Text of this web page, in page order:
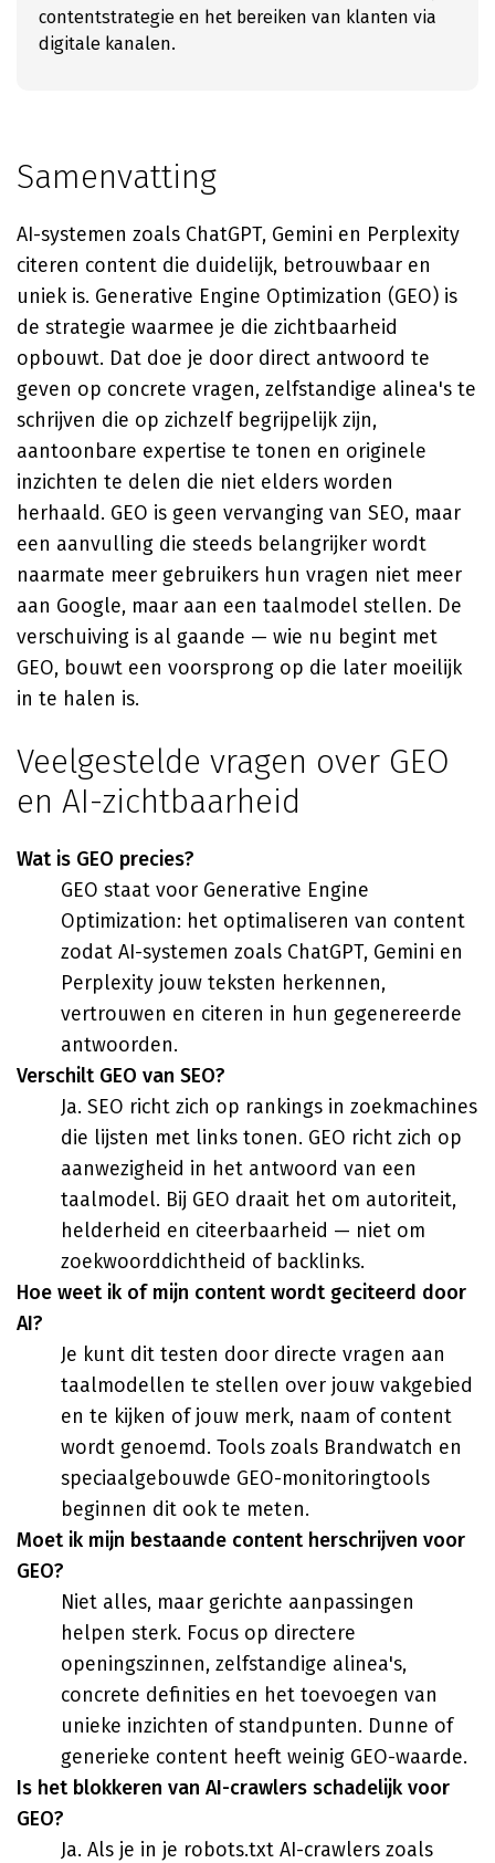
contentstrategie en het bereiken van klanten via
digitale kanalen.
Samenvatting
AI-systemen zoals ChatGPT, Gemini en Perplexity
citeren content die duidelijk, betrouwbaar en
uniek is. Generative Engine Optimization (GEO) is
de strategie waarmee je die zichtbaarheid
opbouwt. Dat doe je door direct antwoord te
geven op concrete vragen, zelfstandige alinea's te
schrijven die op zichzelf begrijpelijk zijn,
aantoonbare expertise te tonen en originele
inzichten te delen die niet elders worden
herhaald. GEO is geen vervanging van SEO, maar
een aanvulling die steeds belangrijker wordt
naarmate meer gebruikers hun vragen niet meer
aan Google, maar aan een taalmodel stellen. De
verschuiving is al gaande — wie nu begint met
GEO, bouwt een voorsprong op die later moeilijk
in te halen is.
Veelgestelde vragen over GEO
en AI-zichtbaarheid
Wat is GEO precies?
GEO staat voor Generative Engine
Optimization: het optimaliseren van content
zodat AI-systemen zoals ChatGPT, Gemini en
Perplexity jouw teksten herkennen,
vertrouwen en citeren in hun gegenereerde
antwoorden.
Verschilt GEO van SEO?
Ja. SEO richt zich op rankings in zoekmachines
die lijsten met links tonen. GEO richt zich op
aanwezigheid in het antwoord van een
taalmodel. Bij GEO draait het om autoriteit,
helderheid en citeerbaarheid — niet om
zoekwoorddichtheid of backlinks.
Hoe weet ik of mijn content wordt geciteerd door
AI?
Je kunt dit testen door directe vragen aan
taalmodellen te stellen over jouw vakgebied
en te kijken of jouw merk, naam of content
wordt genoemd. Tools zoals Brandwatch en
speciaalgebouwde GEO-monitoringtools
beginnen dit ook te meten.
Moet ik mijn bestaande content herschrijven voor
GEO?
Niet alles, maar gerichte aanpassingen
helpen sterk. Focus op directere
openingszinnen, zelfstandige alinea's,
concrete definities en het toevoegen van
unieke inzichten of standpunten. Dunne of
generieke content heeft weinig GEO-waarde.
Is het blokkeren van AI-crawlers schadelijk voor
GEO?
Ja. Als je in je robots.txt AI-crawlers zoals